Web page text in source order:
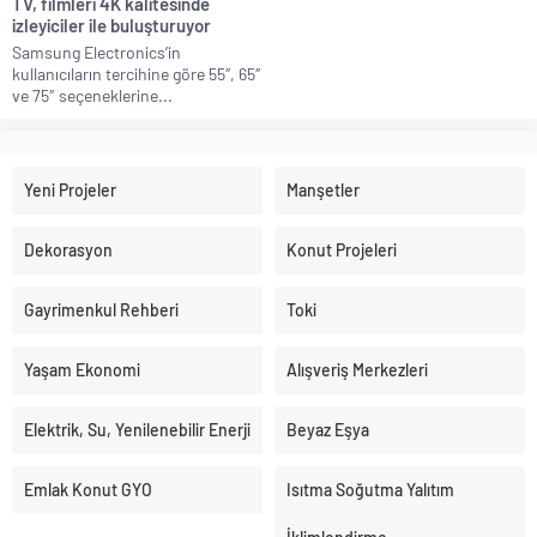
izleyiciler ile buluşturuyor
Samsung Electronics’in
kullanıcıların tercihine göre 55″, 65″
ve 75″ seçeneklerine...
Yeni Projeler Manşetler
Dekorasyon Konut Projeleri
Gayrimenkul Rehberi Toki
Yaşam Ekonomi Alışveriş Merkezleri
Elektrik, Su, Yenilenebilir Enerji Beyaz Eşya
Emlak Konut GYO Isıtma Soğutma Yalıtım